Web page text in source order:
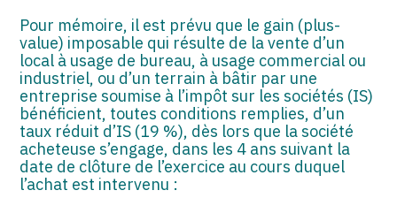
Pour mémoire, il est prévu que le gain (plus-
value) imposable qui résulte de la vente d’un
local à usage de bureau, à usage commercial ou
industriel, ou d’un terrain à bâtir par une
entreprise soumise à l’impôt sur les sociétés (IS)
bénéficient, toutes conditions remplies, d’un
taux réduit d’IS (19 %), dès lors que la société
acheteuse s’engage, dans les 4 ans suivant la
date de clôture de l’exercice au cours duquel
l’achat est intervenu :